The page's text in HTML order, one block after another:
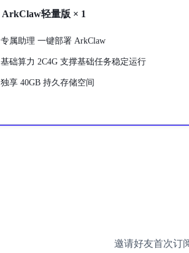
ArkClaw轻量版 × 1
专属助理 一键部署 ArkClaw
基础算力 2C4G 支撑基础任务稳定运行
独享 40GB 持久存储空间
邀请好友首次订